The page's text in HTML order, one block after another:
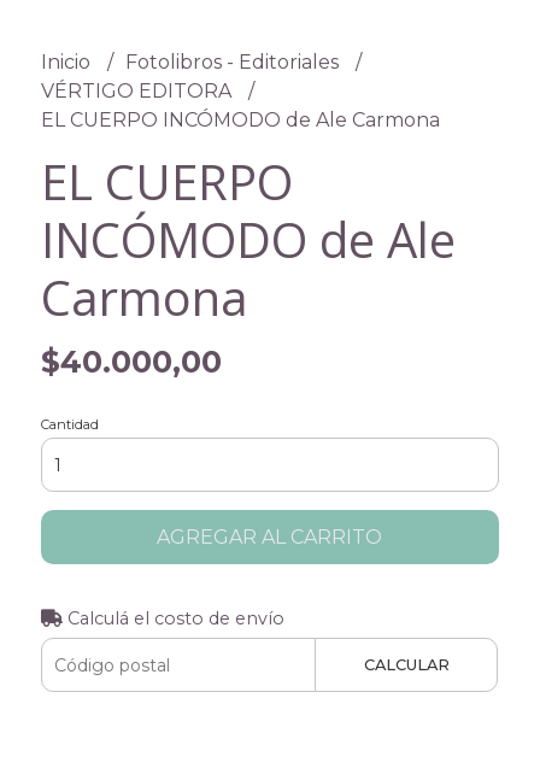
Inicio
Fotolibros - Editoriales
VÉRTIGO EDITORA
EL CUERPO INCÓMODO de Ale Carmona
EL CUERPO
INCÓMODO de Ale
Carmona
$40.000,00
Cantidad
AGREGAR AL CARRITO
Calculá el costo de envío
CALCULAR